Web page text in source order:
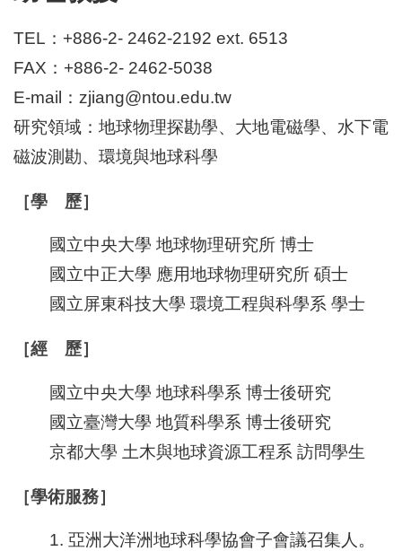
TEL：+886-2- 2462-2192 ext. 6513
FAX：+886-2- 2462-5038
E-mail：zjiang@ntou.edu.tw
研究領域：地球物理探勘學、大地電磁學、水下電
磁波測勘、環境與地球科學
［學 歷］
國立中央大學 地球物理研究所 博士
國立中正大學 應用地球物理研究所 碩士
國立屏東科技大學 環境工程與科學系 學士
［經 歷］
國立中央大學 地球科學系 博士後研究
國立臺灣大學 地質科學系 博士後研究
京都大學 土木與地球資源工程系 訪問學生
［學術服務］
1. 亞洲大洋洲地球科學協會子會議召集人。